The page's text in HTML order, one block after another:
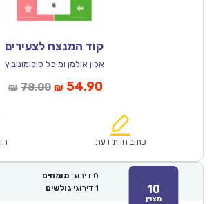
קוד המנצח לצעירים
אלון אולמן ומיכל סולומונוביץ
₪ 78.00המחיר
₪78.00.
₪ 54.90המחיר
הוא:
כתוב חוות דעת
10
מצוין
0 דירוגי מומחים
1 דירוגי גולשים